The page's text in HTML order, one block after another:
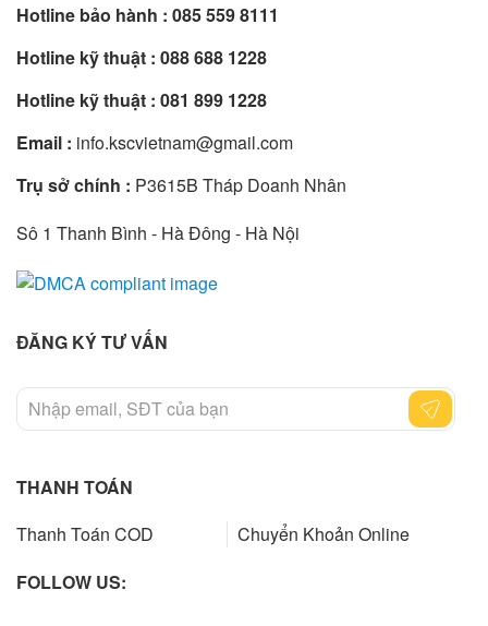
Hotline bảo hành : 085 559 8111
Hotline kỹ thuật : 088 688 1228
Hotline kỹ thuật : 081 899 1228
Email : info.kscvietnam@gmail.com
Trụ sở chính : P3615B Tháp Doanh Nhân
Sô 1 Thanh Bình - Hà Đông - Hà Nội
ĐĂNG KÝ TƯ VẤN
THANH TOÁN
Thanh Toán COD
Chuyển Khoản Online
FOLLOW US: